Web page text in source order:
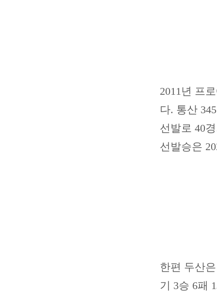
2011년 프
다. 통산
선발로 40
선발승은
한편 두산
기 3승 6패